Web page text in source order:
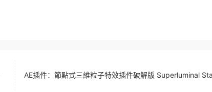
AE插件：節點式三維粒子特效插件破解版 Superluminal